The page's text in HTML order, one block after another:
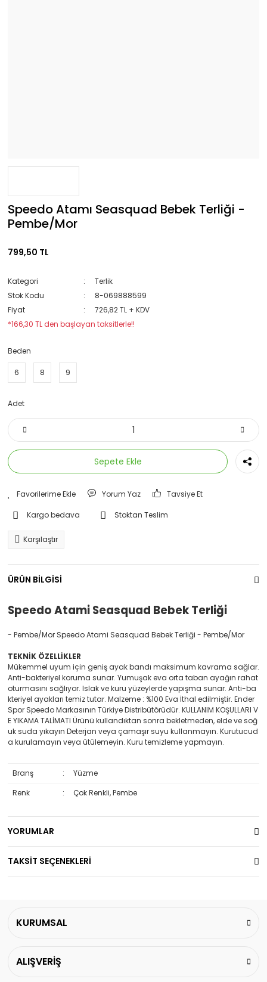
Speedo Atamı Seasquad Bebek Terliği -
Pembe/Mor
799,50 TL
Kategori
Terlik
Stok Kodu
8-069888599
Fiyat
726,82 TL + KDV
*166,30 TL den başlayan taksitlerle!!
Beden
6 8 9
Adet
Sepete Ekle
Yorum Yaz Tavsiye Et
Kargo bedava Stoktan Teslim
Karşılaştır
ÜRÜN BİLGİSİ
Speedo Atami Seasquad Bebek Terliği
- Pembe/Mor Speedo Atami Seasquad Bebek Terliği - Pembe/Mor
TEKNİK ÖZELLİKLER
Mükemmel uyum için geniş ayak bandı maksimum kavrama sağlar.
Anti-bakteriyel koruma sunar. Yumuşak eva orta taban ayağın rahat
oturmasını sağlıyor. Islak ve kuru yüzeylerde yapışma sunar. Anti-ba
kteriyel ayakları temiz tutar. Malzeme : %100 Eva İthal edilmiştir. Ender
Spor Speedo Markasının Türkiye Distribütörüdür. KULLANIM KOŞULLARI V
E YIKAMA TALİMATI Ürünü kullandıktan sonra bekletmeden, elde ve soğ
uk suda yıkayın Deterjan veya çamaşır suyu kullanmayın. Kurutucud
a kurulamayın veya ütülemeyin. Kuru temizleme yapmayın.
Branş :
Yüzme
Renk
: Çok Renkli, Pembe
YORUMLAR
TAKSİT SEÇENEKLERİ
KURUMSAL
ALIŞVERİŞ